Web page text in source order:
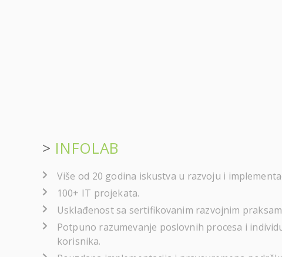
> INFOLAB
Više od 20 godina iskustva u razvoju i
100+ IT projekata.
Usklađenost sa sertifikovanim razvojnim
Potpuno razumevanje poslovnih procesa i
korisnika.